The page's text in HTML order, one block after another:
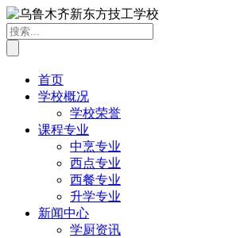
首页
学校概况
学校荣誉
课程专业
中烹专业
西点专业
西餐专业
升学专业
新闻中心
学厨资讯